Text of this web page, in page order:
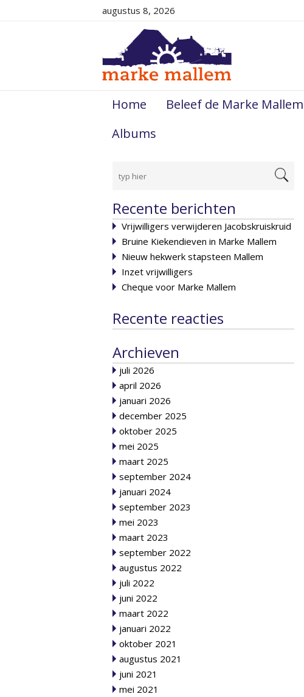
augustus 8, 2026
Home Beleef de Marke Mallem
Albums
Recente berichten
Vrijwilligers verwijderen Jacobskruiskruid
Bruine Kiekendieven in Marke Mallem
Nieuw hekwerk stapsteen Mallem
Inzet vrijwilligers
Cheque voor Marke Mallem
Recente reacties
Archieven
juli 2026
april 2026
januari 2026
december 2025
oktober 2025
mei 2025
maart 2025
september 2024
januari 2024
september 2023
mei 2023
maart 2023
september 2022
augustus 2022
juli 2022
juni 2022
maart 2022
januari 2022
oktober 2021
augustus 2021
juni 2021
mei 2021